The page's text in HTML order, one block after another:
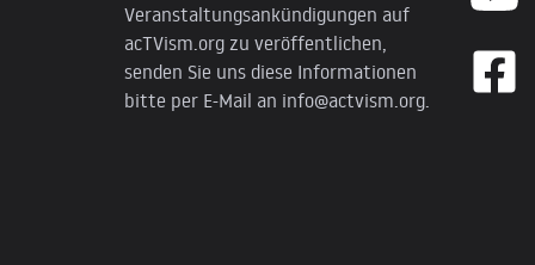
Veranstaltungsankündigungen auf
acTVism.org zu veröffentlichen,
senden Sie uns diese Informationen
bitte per E-Mail an info@actvism.org.